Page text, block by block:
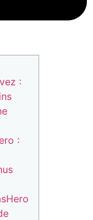
:
: